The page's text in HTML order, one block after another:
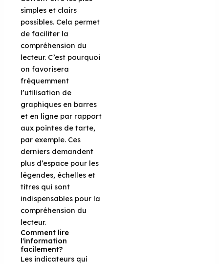
simples et clairs
possibles. Cela permet
de faciliter la
compréhension du
lecteur. C’est pourquoi
on favorisera
fréquemment
l’utilisation de
graphiques en barres
et en ligne par rapport
aux pointes de tarte,
par exemple. Ces
derniers demandent
plus d’espace pour les
légendes, échelles et
titres qui sont
indispensables pour la
compréhension du
lecteur.
Comment lire
l'information
facilement?
Les indicateurs qui